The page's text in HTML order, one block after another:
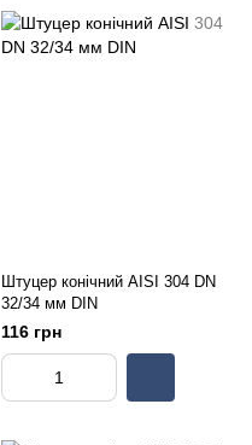
Штуцер конічний AISI 304 DN
32/34 мм DIN
116 грн